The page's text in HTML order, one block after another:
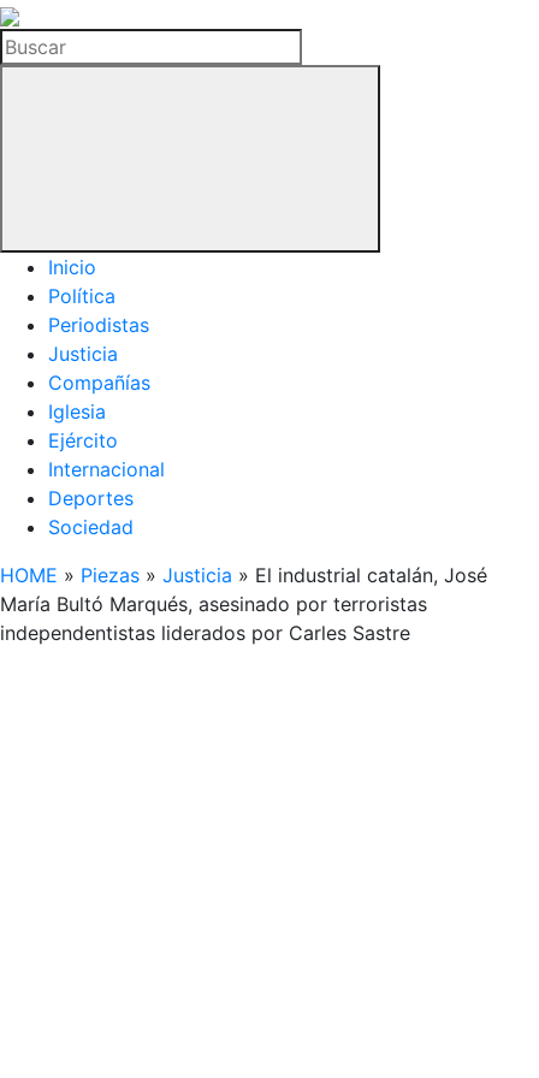
La
Hemeroteca
del
Buscar
Inicio
Política
Periodistas
Justicia
Compañías
Iglesia
Ejército
Internacional
Deportes
Sociedad
HOME » Piezas » Justicia » El industrial catalán, José
María Bultó Marqués, asesinado por terroristas
independentistas liderados por Carles Sastre